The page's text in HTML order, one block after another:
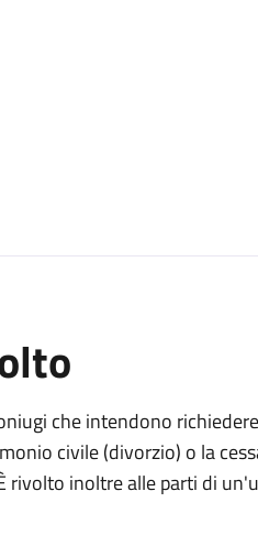
che intendono
civile (divorzio) o la
rivolto inoltre alle parti di